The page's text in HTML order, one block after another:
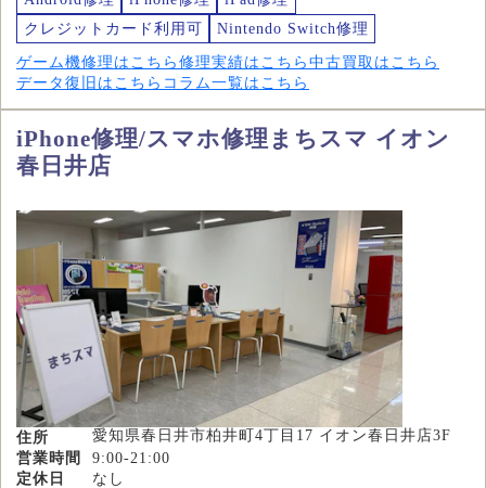
クレジットカード利用可
Nintendo Switch修理
ゲーム機修理はこちら 修理実績はこちら 中古買取はこちら
データ復旧はこちら コラム一覧はこちら
iPhone修理/スマホ修理まちスマ イオン
春日井店
住所
愛知県春日井市柏井町4丁目17 イオン春日井店3F
営業時間
9:00-21:00
定休日
なし